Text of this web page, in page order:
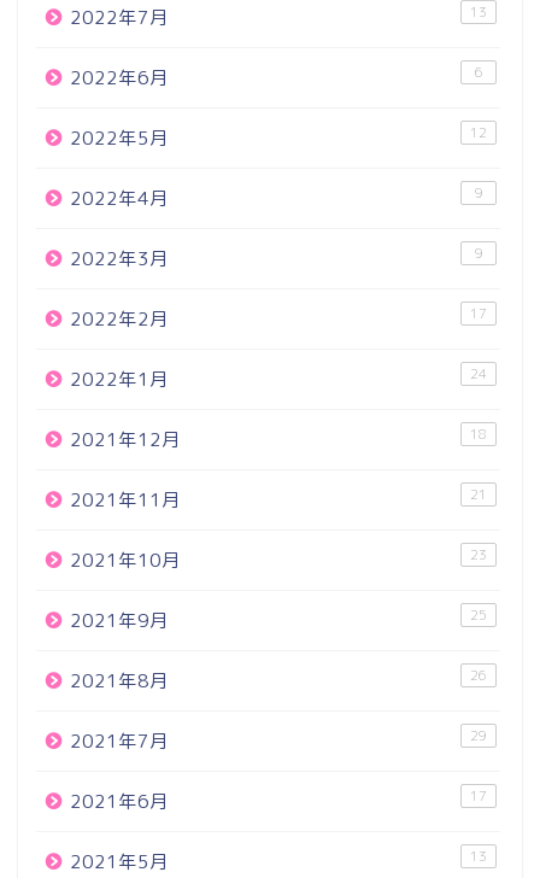
2022年7月 13
2022年6月 6
2022年5月 12
2022年4月 9
2022年3月 9
2022年2月 17
2022年1月 24
2021年12月 18
2021年11月 21
2021年10月 23
2021年9月 25
2021年8月 26
2021年7月 29
2021年6月 17
2021年5月 13